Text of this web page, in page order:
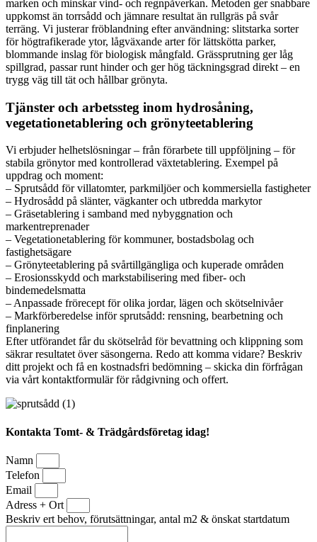
marken och minskar vind- och regnpåverkan. Metoden ger snabbare
uppkomst än torrsådd och jämnare resultat än rullgräs på svår
terräng. Vi justerar fröblandning efter användning: slitstarka sorter
för högtrafikerade ytor, lågväxande arter för lättskötta parker,
blommande inslag för biologisk mångfald. Grässprutning ger låg
spillgrad, passar runt hinder och ger hög täckningsgrad direkt – en
trygg väg till tät och hållbar grönyta.
Tjänster och arbetssteg inom hydrosåning,
vegetationetablering och grönyteetablering
Vi erbjuder helhetslösningar – från förarbete till uppföljning – för
stabila grönytor med kontrollerad växtetablering. Exempel på
uppdrag och moment:
– Sprutsådd för villatomter, parkmiljöer och kommersiella fastigheter
– Hydrosådd på slänter, vägkanter och utbredda markytor
– Gräsetablering i samband med nybyggnation och
markentreprenader
– Vegetationetablering för kommuner, bostadsbolag och
fastighetsägare
– Grönyteetablering på svårtillgängliga och kuperade områden
– Erosionsskydd och markstabilisering med fiber- och
bindemedelsmatta
– Anpassade frörecept för olika jordar, lägen och skötselnivåer
– Markförberedelse inför sprutsådd: rensning, bearbetning och
finplanering
Efter utförandet får du skötselråd för bevattning och klippning som
säkrar resultatet över säsongerna. Redo att komma vidare? Beskriv
ditt projekt och få en kostnadsfri bedömning – skicka din förfrågan
via vårt kontaktformulär för rådgivning och offert.
Kontakta Tomt- & Trädgårdsföretag idag!
Namn
Telefon
Email
Adress + Ort
Beskriv ert behov, förutsättningar, antal m2 & önskat startdatum